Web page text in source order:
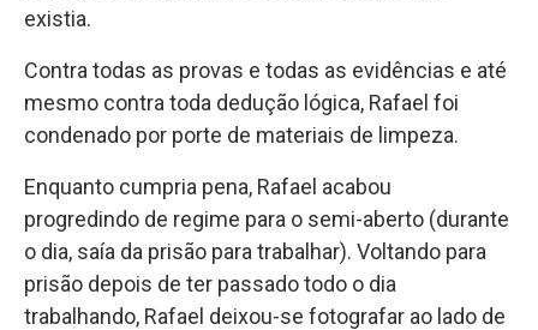
existia.
Contra todas as provas e todas as evidências e até
mesmo contra toda dedução lógica, Rafael foi
condenado por porte de materiais de limpeza.
Enquanto cumpria pena, Rafael acabou
progredindo de regime para o semi-aberto (durante
o dia, saía da prisão para trabalhar). Voltando para
prisão depois de ter passado todo o dia
trabalhando, Rafael deixou-se fotografar ao lado de